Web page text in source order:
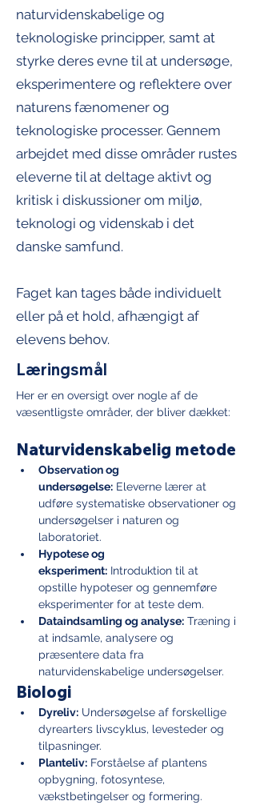
naturvidenskabelige og
teknologiske principper, samt at
styrke deres evne til at undersøge,
eksperimentere og reflektere over
naturens fænomener og
teknologiske processer. Gennem
arbejdet med disse områder rustes
eleverne til at deltage aktivt og
kritisk i diskussioner om miljø,
teknologi og videnskab i det
danske samfund.
Faget kan tages både individuelt
eller på et hold, afhængigt af
elevens behov.
Læringsmål
Her er en oversigt over nogle af de
væsentligste områder, der bliver dækket:
Naturvidenskabelig metode
Observation og
undersøgelse: Eleverne lærer at
udføre systematiske observationer og
undersøgelser i naturen og
laboratoriet.
Hypotese og
eksperiment: Introduktion til at
opstille hypoteser og gennemføre
eksperimenter for at teste dem.
Dataindsamling og analyse: Træning i
at indsamle, analysere og
præsentere data fra
naturvidenskabelige undersøgelser.
Biologi
Dyreliv: Undersøgelse af forskellige
dyrearters livscyklus, levesteder og
tilpasninger.
Planteliv: Forståelse af plantens
opbygning, fotosyntese,
vækstbetingelser og formering.